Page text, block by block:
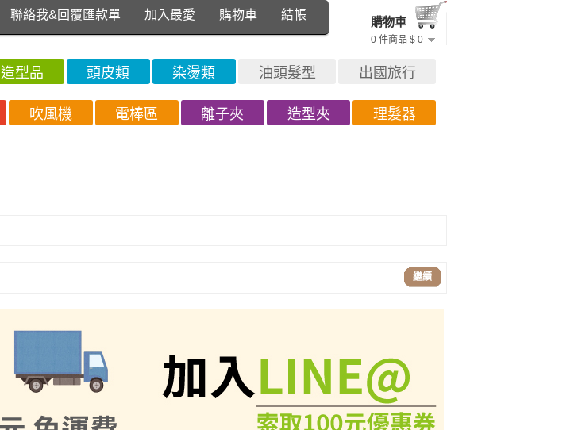
購物車
0 件商品 $ 0
聯絡我&回覆匯款單 加入最愛 購物車 結帳
造型品 頭皮類 染燙類 油頭髮型
出國旅行
吹風機 電棒區 離子夾 造型夾 理髮器
繼續